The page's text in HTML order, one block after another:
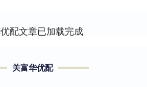
配文章已加载完成
关富华优配